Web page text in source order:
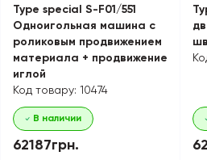
Type special S-F01/551
Одноигольная машина с
роликовым продвижением
материала + продвижение
иглой
Код товару: 10474
В наличии
62187грн.